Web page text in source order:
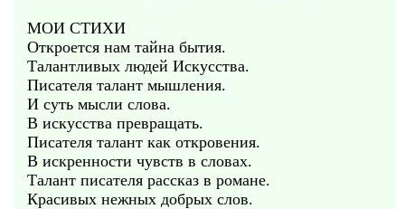
МОИ СТИХИ
Откроется нам тайна бытия.
Талантливых людей Искусства.
Писателя талант мышления.
И суть мысли слова.
В искусства превращать.
Писателя талант как откровения.
В искренности чувств в словах.
Талант писателя рассказ в романе.
Красивых нежных добрых слов.